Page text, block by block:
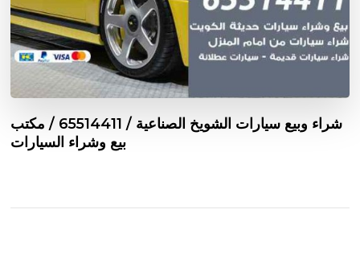
شراء وبيع سيارات الشويخ الصناعية / 65514411 / مكتب
بيع وشراء السيارات